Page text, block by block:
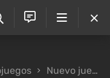
Nuevo juego de Winx Club se lanza en PC y consolas con una decepcionante recepción en Steam